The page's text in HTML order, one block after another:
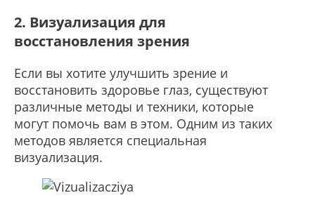
2. Визуализация для
восстановления зрения
Если вы хотите улучшить зрение и
восстановить здоровье глаз, существуют
различные методы и техники, которые
могут помочь вам в этом. Одним из таких
методов является специальная
визуализация.